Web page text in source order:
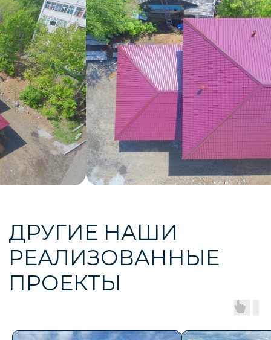
ГАРАНТИРУЕМ
РЕЗУЛЬТАТ
Мы строим здания любой этажности и площади,
реализуем самые сложные проекты.
Консультация и расчет